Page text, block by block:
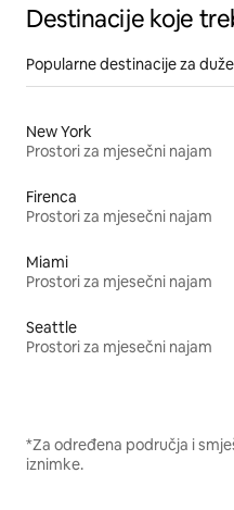
Destinacije koje
Popularne destinacije za
New York
Prostori za mjesečni najam
Firenca
Prostori za mjesečni najam
Miami
Prostori za mjesečni najam
Seattle
Prostori za mjesečni najam
*Za određena područja i
iznimke.